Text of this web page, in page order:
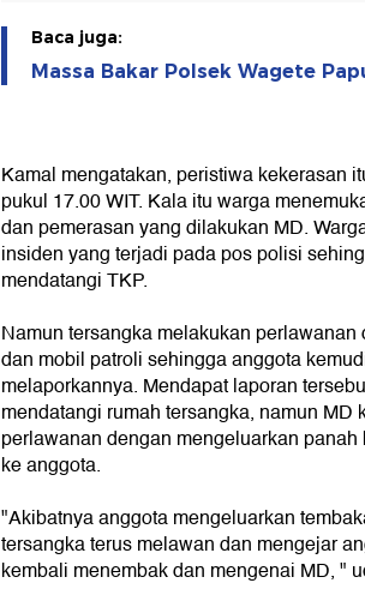
Baca juga:
Massa Bakar Polsek Wagete
Kamal mengatakan, peristiwa kekerasan
pukul 17.00 WIT. Kala itu warga
dan pemerasan yang dilakukan MD.
insiden yang terjadi pada pos polisi
mendatangi TKP.
Namun tersangka melakukan
dan mobil patroli sehingga anggota
melaporkannya. Mendapat laporan
mendatangi rumah tersangka, namun MD
perlawanan dengan mengeluarkan
ke anggota.
"Akibatnya anggota mengeluarkan
tersangka terus melawan dan mengejar
kembali menembak dan mengenai MD, "